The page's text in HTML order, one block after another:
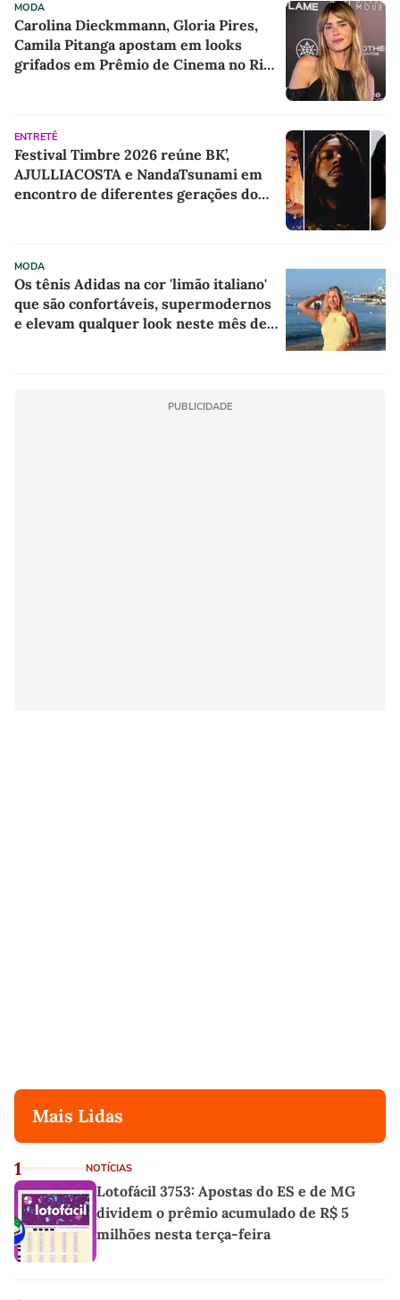
MODA
Carolina Dieckmmann, Gloria Pires,
Camila Pitanga apostam em looks
grifados em Prêmio de Cinema no Rio
ENTRETÊ
Festival Timbre 2026 reúne BK’,
AJULLIACOSTA e NandaTsunami em
encontro de diferentes gerações do
MODA
Os tênis Adidas na cor 'limão italiano'
que são confortáveis, supermodernos
e elevam qualquer look neste mês de
PUBLICIDADE
Mais Lidas
1 NOTÍCIAS
Lotofácil 3753: Apostas do ES e de MG
dividem o prêmio acumulado de R$ 5
milhões nesta terça-feira